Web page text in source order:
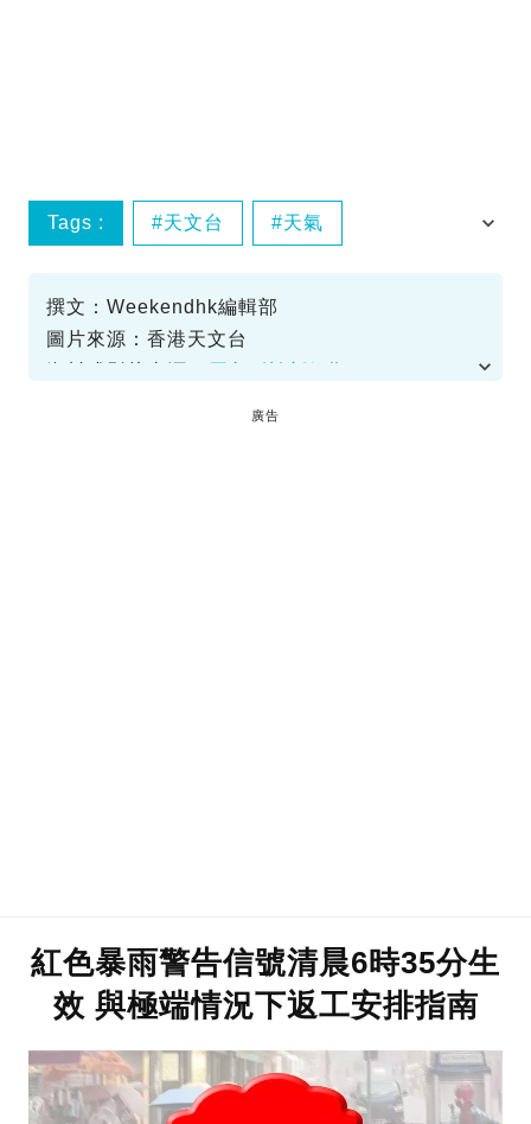
Tags : 天文台 天氣
撰文：Weekendhk編輯部
圖片來源：香港天文台
廣告
紅色暴雨警告信號清晨6時35分生
效 與極端情況下返工安排指南